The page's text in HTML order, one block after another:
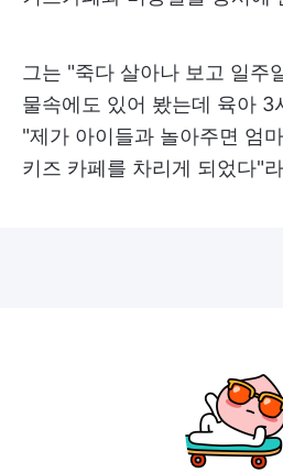
그는 "죽다 살아나 보고 일주
물속에도 있어 봤는데 육아 3
"제가 아이들과 놀아주면 엄
키즈 카페를 차리게 되었다"